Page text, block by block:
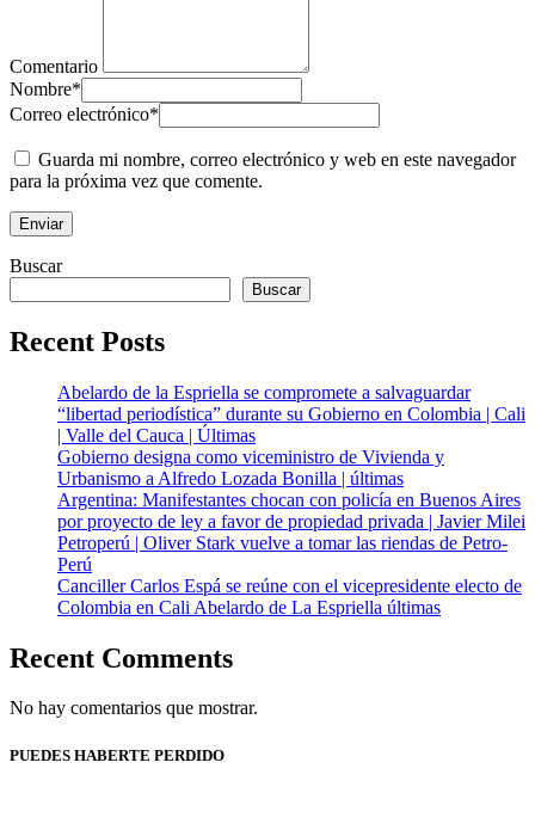
Comentario
Nombre*
Correo electrónico*
Guarda mi nombre, correo electrónico y web en este navegador
para la próxima vez que comente.
Buscar
Buscar
Recent Posts
Abelardo de la Espriella se compromete a salvaguardar
“libertad periodística” durante su Gobierno en Colombia | Cali
| Valle del Cauca | Últimas
Gobierno designa como viceministro de Vivienda y
Urbanismo a Alfredo Lozada Bonilla | últimas
Argentina: Manifestantes chocan con policía en Buenos Aires
por proyecto de ley a favor de propiedad privada | Javier Milei
Petroperú | Oliver Stark vuelve a tomar las riendas de Petro-
Perú
Canciller Carlos Espá se reúne con el vicepresidente electo de
Colombia en Cali Abelardo de La Espriella últimas
Recent Comments
No hay comentarios que mostrar.
PUEDES HABERTE PERDIDO